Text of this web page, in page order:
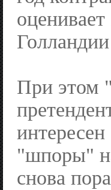
При этом
"шпоры"
снова